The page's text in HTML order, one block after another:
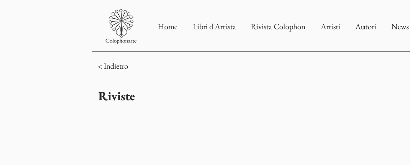
Home Libri d'Artista Rivista Colophon Artisti Autori News
< Indietro
Riviste